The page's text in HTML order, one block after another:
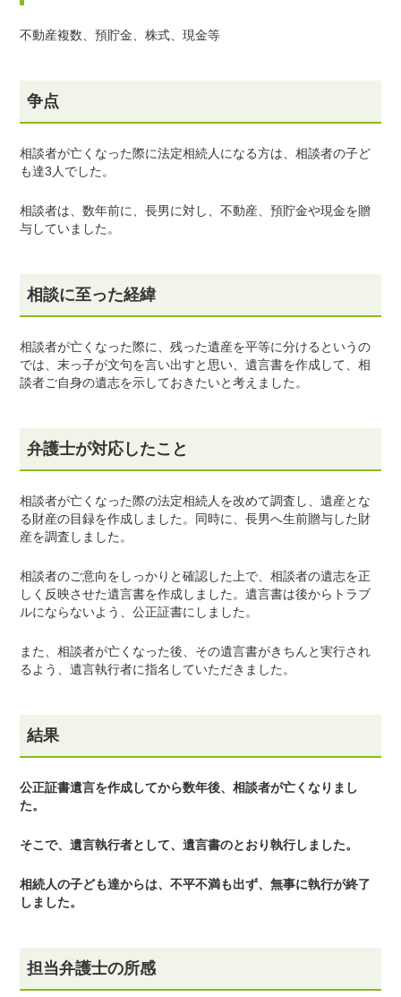
不動産複数、預貯金、株式、現金等
争点
相談者が亡くなった際に法定相続人になる方は、相談者の子ど
も達3 人でした。
相談者は、数年前に、長男に対し、不動産、預貯金や現金を贈
与していました。
相談に至った経緯
相談者が亡くなった際に、残った遺産を平等に分けるというの
では、末っ子が文句を言い出すと思い、遺言書を作成して、相
談者ご自身の遺志を示しておきたいと考えました。
弁護士が対応したこと
相談者が亡くなった際の法定相続人を改めて調査し、遺産とな
る財産の目録を作成しました。同時に、長男へ生前贈与した財
産を調査しました。
相談者のご意向をしっかりと確認した上で、相談者の遺志を正
しく反映させた遺言書を作成しました。遺言書は後からトラブ
ルにならないよう、公正証書にしました。
また、相談者が亡くなった後、その遺言書がきちんと実行され
るよう、遺言執行者に指名していただきました。
結果
公正証書遺言を作成してから数年後、相談者が亡くなりまし
た。
そこで、遺言執行者として、遺言書のとおり執行しました。
相続人の子ども達からは、不平不満も出ず、無事に執行が終了
しました。
担当弁護士の所感